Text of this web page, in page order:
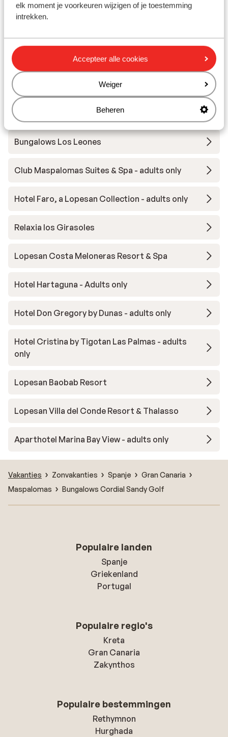
elk moment je voorkeuren wijzigen of je toestemming
intrekken.
Accepteer alle cookies
Weiger
Beheren
Hotel Santa Monica Suites
Hotel Seaside Palm Beach
Bungalows Los Leones
Club Maspalomas Suites & Spa - adults only
Hotel Faro, a Lopesan Collection - adults only
Relaxia los Girasoles
Lopesan Costa Meloneras Resort & Spa
Hotel Hartaguna - Adults only
Hotel Don Gregory by Dunas - adults only
Hotel Cristina by Tigotan Las Palmas - adults
only
Lopesan Baobab Resort
Lopesan Villa del Conde Resort & Thalasso
Aparthotel Marina Bay View - adults only
Vakanties Zonvakanties Spanje
Gran Canaria
Maspalomas
Bungalows Cordial Sandy Golf
Populaire landen
Spanje
Griekenland
Portugal
Populaire regio's
Kreta
Gran Canaria
Zakynthos
Populaire bestemmingen
Rethymnon
Hurghada